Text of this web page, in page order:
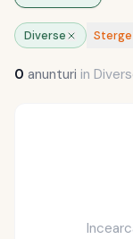
Diverse
0 anunturi in